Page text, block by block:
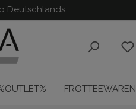
Deutschlands
FROTTEEWAREN